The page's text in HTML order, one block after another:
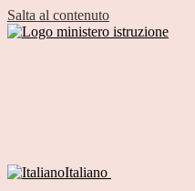
Salta al contenuto
Italiano